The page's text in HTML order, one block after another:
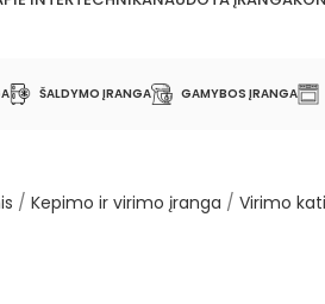
ŠALDYMO ĮRANGA GAMYBOS ĮRANGA
/ Kepimo ir virimo įranga / Virimo